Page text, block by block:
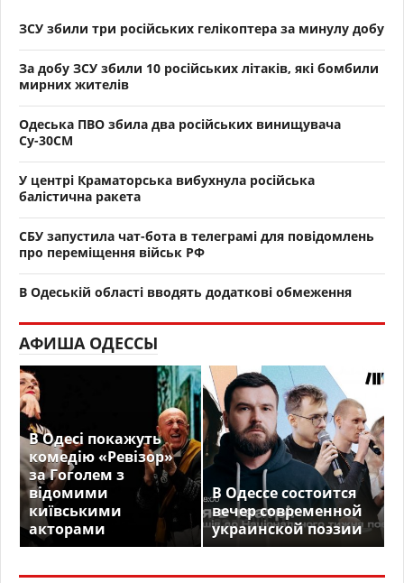
ЗСУ збили три російських гелікоптера за минулу добу
За добу ЗСУ збили 10 російських літаків, які бомбили
мирних жителів
Одеська ПВО збила два російських винищувача
Су-30СМ
У центрі Краматорська вибухнула російська
балістична ракета
СБУ запустила чат-бота в телеграмі для повідомлень
про переміщення військ РФ
В Одеській області вводять додаткові обмеження
АФИША ОДЕССЫ
В Одесі покажуть
комедію «Ревізор»
за Гоголем з
відомими
київськими
акторами
В Одессе состоится
вечер современной
украинской поэзии